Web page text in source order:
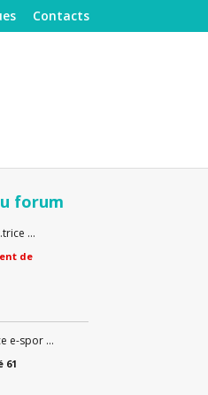
Contacts
forum
…
de
e-spor …
61